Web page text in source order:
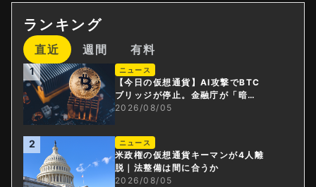
ランキング
直近 週間 有料
1 ニュース
【今日の仮想通貨】AI攻撃でBTC
ブリッジが停止。金融庁が「暗号
資産・ステーブルコイン課」新設
2026/08/05
2 ニュース
米政権の仮想通貨キーマンが4人離
脱｜法整備は間に合うか
2026/08/05